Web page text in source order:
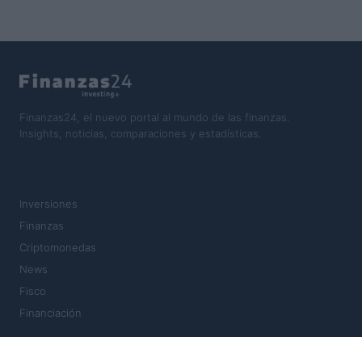
Finanzas24, el nuevo portal al mundo de las finanzas.
Insights, noticias, comparaciones y estadísticas.
Inversiones
Finanzas
Criptomonedas
News
Fisco
Financiación